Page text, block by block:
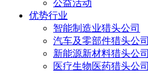
公益活动
优势行业
智能制造业猎头公司
汽车及零部件猎头公司
新能源新材料猎头公司
医疗生物医药猎头公司